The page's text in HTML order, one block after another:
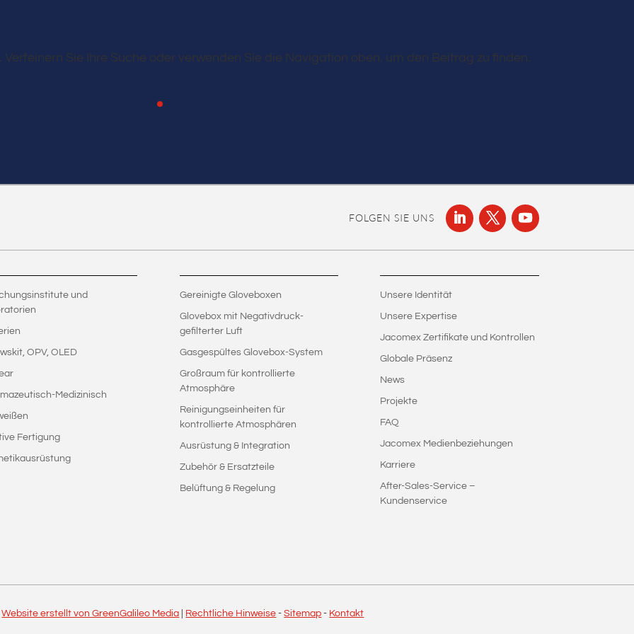
Sie Ihre Suche oder verwenden Sie die Navigation oben, um den Beitrag zu finden.
FOLGEN SIE UNS
und
OPV, OLED
Medizinisch
Fertigung
Gereinigte Gloveboxen
Glovebox mit Negativdruck-
gefilterter Luft
Gasgespültes Glovebox-System
Großraum für kontrollierte
Atmosphäre
Reinigungseinheiten für
kontrollierte Atmosphären
Ausrüstung & Integration
Zubehör & Ersatzteile
Belüftung & Regelung
Unsere Identität
Unsere Expertise
Jacomex Zertifikate und Kontrollen
Globale Präsenz
News
Projekte
FAQ
Jacomex Medienbeziehungen
Karriere
After-Sales-Service –
Kundenservice
Website erstellt von GreenGalileo Media Rechtliche Hinweise -Sitemap - Kontakt